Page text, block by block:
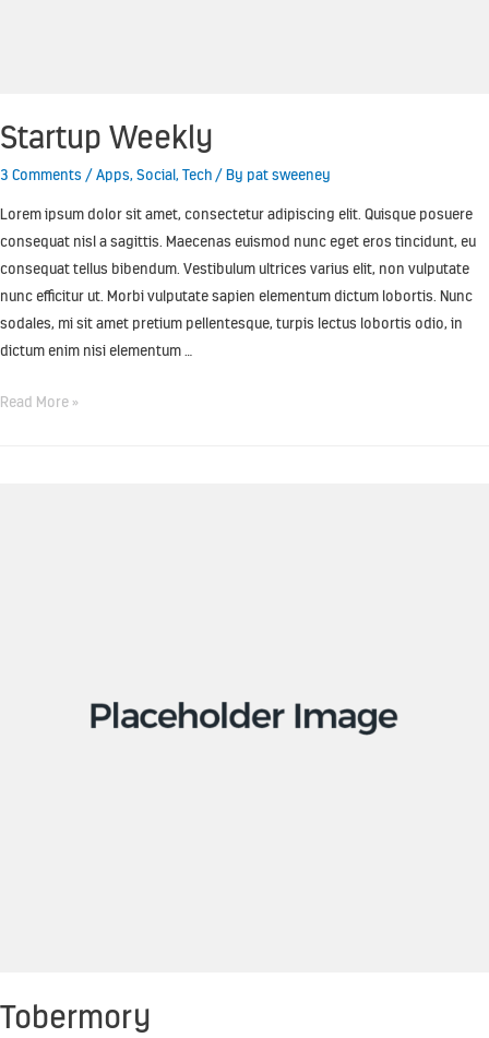
Startup Weekly
3 Comments /Apps, Social, Tech / By pat sweeney
Lorem ipsum dolor sit amet, consectetur adipiscing elit. Quisque posuere
consequat nisl a sagittis. Maecenas euismod nunc eget eros tincidunt, eu
consequat tellus bibendum. Vestibulum ultrices varius elit, non vulputate
nunc efficitur ut. Morbi vulputate sapien elementum dictum lobortis. Nunc
sodales, mi sit amet pretium pellentesque, turpis lectus lobortis odio, in
dictum enim nisi elementum …
Read More »
Tobermory